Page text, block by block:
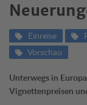
Einreise
Vorschau
Unterwegs in
Vignettenpreisen